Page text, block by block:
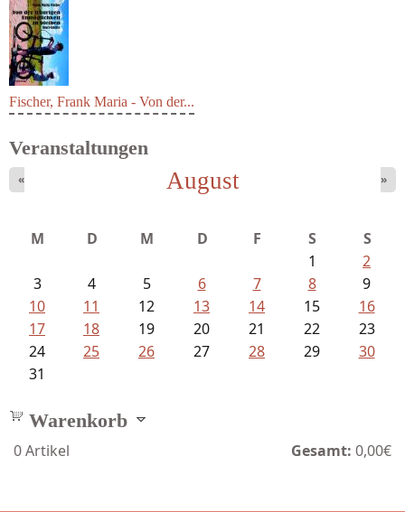
Fischer, Frank Maria - Von der...
Veranstaltungen
August
« »
M D M D F S
S
1
2
3
4 5 6 7 8
9
10
11 12 13 14 15
16
17
18 19 20 21 22
23
24
25 26 27 28 29
30
31
Warenkorb
0Artikel Gesamt: 0,00€